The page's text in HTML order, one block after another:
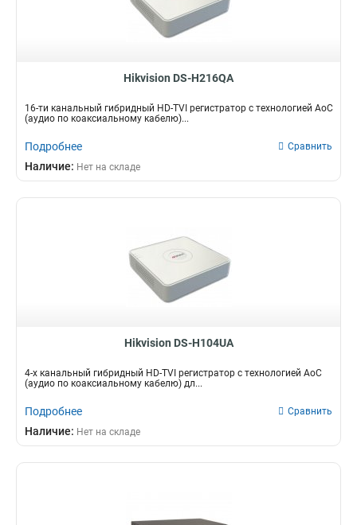
Hikvision DS-H216QA
16-ти канальный гибридный HD-TVI регистратор c технологией AoC
(аудио по коаксиальному кабелю)...
Подробнее Сравнить
Наличие: Нет на складе
Hikvision DS-H104UA
4-х канальный гибридный HD-TVI регистратор с технологией AoC
(аудио по коаксиальному кабелю) дл...
Подробнее Сравнить
Наличие: Нет на складе